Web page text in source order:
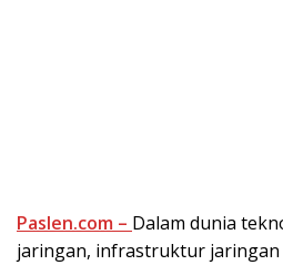
Paslen.com – Dalam dunia
jaringan, infrastruktur jaringan